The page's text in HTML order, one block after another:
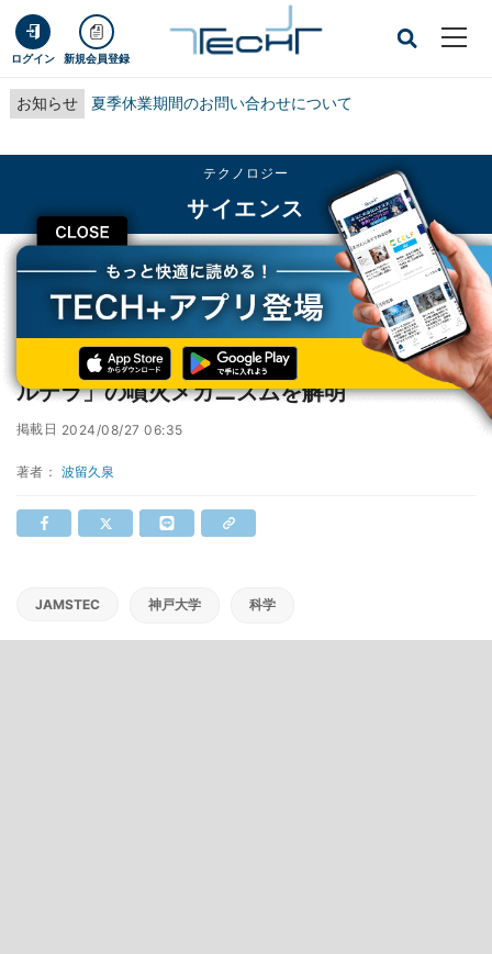
ログイン 新規会員登録
お知らせ 夏季休業期間のお問い合わせについて
CLOSE
テクノロジー
サイエンス
TECH+ テクノロジー
サイエンス
JAMSTECなど、九州カルデラ最南端「鬼界カルデラ」の噴火メカニズムを解明
JAMSTECなど、九州カルデラ最南端「鬼界カ
ルデラ」の噴火メカニズムを解明
掲載日 2024/08/27 06:35
著者： 波留久泉
JAMSTEC 神戸大学 科学